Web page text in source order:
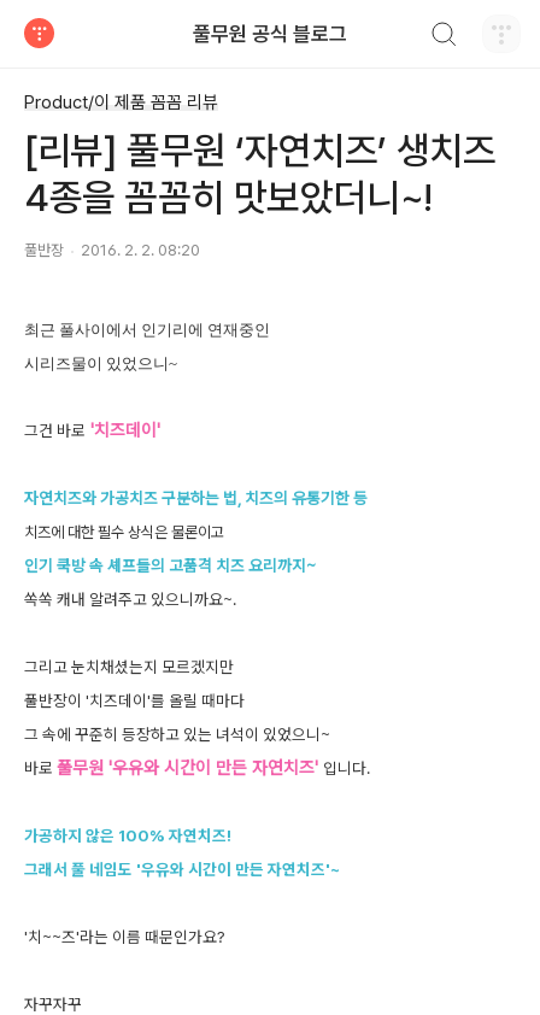
풀무원 공식 블로그
Product/이 제품 꼼꼼 리뷰
[리뷰] 풀무원 ‘자연치즈’ 생치즈
4종을 꼼꼼히 맛보았더니~!
풀반장 2016. 2. 2. 08:20
최근 풀사이에서 인기리에 연재중인
시리즈물이 있었으니~
그건 바로 '치즈데이'
자연치즈와 가공치즈 구분하는 법, 치즈의 유통기한 등
치즈에 대한 필수 상식은 물론이고
인기 쿡방 속 셰프들의 고품격 치즈 요리까지~
쏙쏙 캐내 알려주고 있으니까요~.
그리고 눈치채셨는지 모르겠지만
풀반장이 '치즈데이'를 올릴 때마다
그 속에 꾸준히 등장하고 있는 녀석이 있었으니~
바로 풀무원 '우유와 시간이 만든 자연치즈' 입니다.
가공하지 않은 100% 자연치즈!
그래서 풀 네임도 '우유와 시간이 만든 자연치즈'~
'치~~즈'라는 이름 때문인가요?
자꾸자꾸